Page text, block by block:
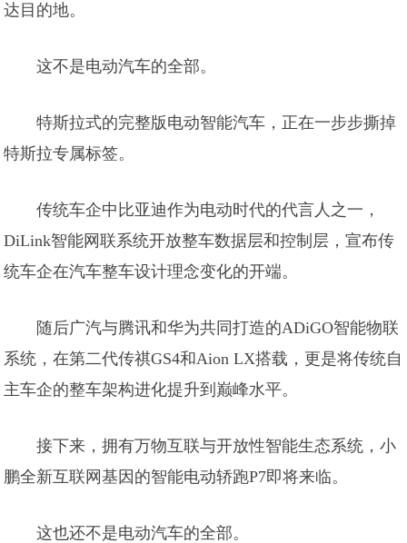
达目的地。
这不是电动汽车的全部。
特斯拉式的完整版电动智能汽车，正在一步步撕掉
特斯拉专属标签。
传统车企中比亚迪作为电动时代的代言人之一，
DiLink智能网联系统开放整车数据层和控制层，宣布传
统车企在汽车整车设计理念变化的开端。
随后广汽与腾讯和华为共同打造的ADiGO智能物联
系统，在第二代传祺GS4和Aion LX搭载，更是将传统自
主车企的整车架构进化提升到巅峰水平。
接下来，拥有万物互联与开放性智能生态系统，小
鹏全新互联网基因的智能电动轿跑P7即将来临。
这也还不是电动汽车的全部。